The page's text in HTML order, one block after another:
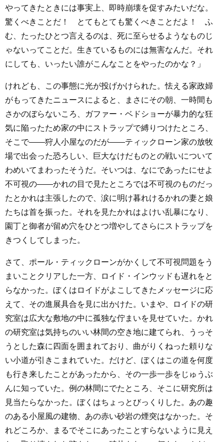
やってきたときには事実上、即時崩壊を促すみたいだな。
驚くべきことだ！ とてもとても驚くべきことだよ！ ふ
む、たったひとつ言えるのは、死に至らせるようなものじ
ゃないってことだ。生きているものには無害なんだ。それ
にしても、いったい誰がこんなことをやったのかな？」
けれども、この事態に光が投げかけられた。怯える家政婦
がもってきたニュースによると、まさにその朝、一時間も
さかのぼらないころ、ガファー・ベドショーが暴力的な狂
気に陥ったため家の中にストラップで縛りつけたところ、
そこで――狩人小屋なのだが――ティックローン家の放牧
場で出会った恐ろしい、巨大なけだものとの戦いについて
わめいてまわったそうだ。そいつは、なにであったにせよ
不可視の――かれの目で見たところでは不可視のものだっ
たとかれは主張したので、涙に明け暮れけるかれの妻と娘
たちは首を振った。それを見たかれはよけい乱暴になり、
園丁と御者が留め穴をひとつ増やしてさらにストラップを
きつくしてしまった。
さて、ポール・ティックローンがかくして不可視問題をう
まいことクリアした一方、ロイド・インウッドも遅れをと
らなかった。ぼくはロイドがよこしてきたメッセージに応
えて、その進展具合を見に出かけた。いまや、ロイドの研
究室は広大な敷地の中に孤独な佇まいを見せていた。かれ
の研究室は気持ちのいい林間の空き地に建てられ、うっそ
うとした森に四面を囲まれており、曲がりくねった頼りな
い小道が引きこまれていた。だけど、ぼくはこの道を何度
も行き来したことがあったから、その一歩一歩をじゅうぶ
んに知っていた。例の林間にでたところ、そこに研究所は
見当たらなかった。ぼくはちょっとびっくりした。あの趣
のある小屋風の建物、あの赤い砂岩の煙突はなかった。そ
れどころか、まるでそこにあったことすらないように見え